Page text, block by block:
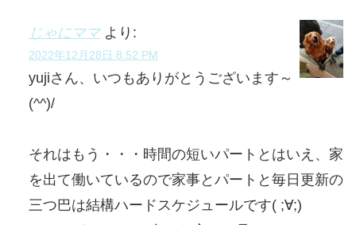
じゃにママ より:
2022年12月28日 8:52 PM
yujiさん、いつもありがとうございます～
(^^)/
それはもう・・・時間の短いパートとはいえ、家
を出て働いているので家事とパートと毎日更新の
三つ巴は結構ハードスケジュールです( ;∀;)